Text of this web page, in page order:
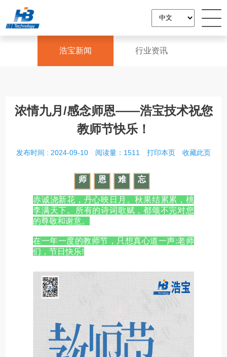
浩宝新闻 行业资讯
浓情九月/感念师恩——浩宝技术祝您
教师节快乐！
发布时间 : 2024-09-10 阅读量：1511 打印本页 收藏此页
师 恩 难 忘
赤诚浇新花，丹心映日月。秋果结累累，桃
李满天下。所有的诗词歌赋，都颂不完对您
的尊敬和谢意。
在一年一度的教师节，只想真心道一声:老师
们，节日快乐!